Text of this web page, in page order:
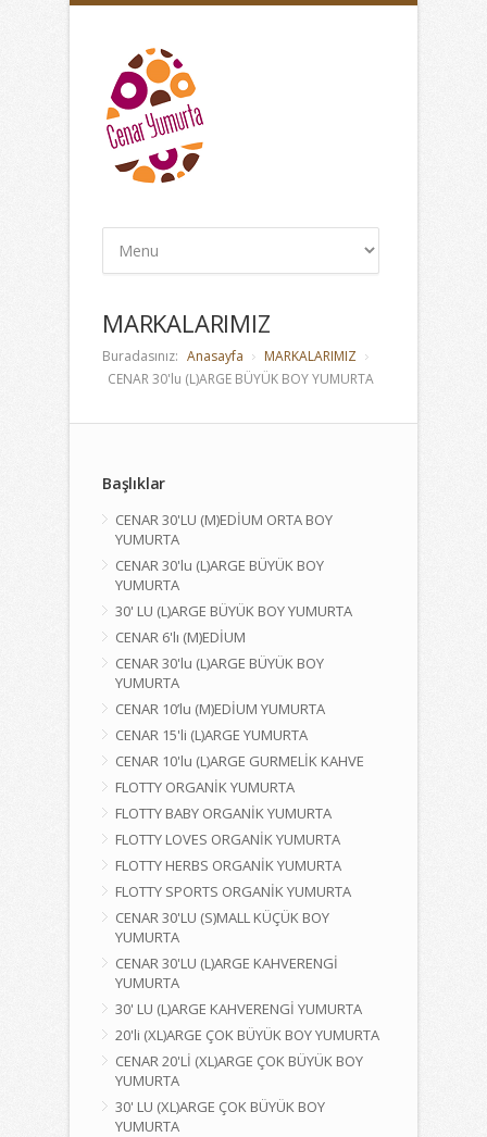
MARKALARIMIZ
Buradasınız: Anasayfa
MARKALARIMIZ
CENAR 30'lu (L)ARGE BÜYÜK BOY YUMURTA
Başlıklar
CENAR 30'LU (M)EDİUM ORTA BOY
YUMURTA
CENAR 30'lu (L)ARGE BÜYÜK BOY
YUMURTA
30' LU (L)ARGE BÜYÜK BOY YUMURTA
CENAR 6'lı (M)EDİUM
CENAR 30'lu (L)ARGE BÜYÜK BOY
YUMURTA
CENAR 10’lu (M)EDİUM YUMURTA
CENAR 15'li (L)ARGE YUMURTA
CENAR 10'lu (L)ARGE GURMELİK KAHVE
FLOTTY ORGANİK YUMURTA
FLOTTY BABY ORGANİK YUMURTA
FLOTTY LOVES ORGANİK YUMURTA
FLOTTY HERBS ORGANİK YUMURTA
FLOTTY SPORTS ORGANİK YUMURTA
CENAR 30'LU (S)MALL KÜÇÜK BOY
YUMURTA
CENAR 30'LU (L)ARGE KAHVERENGİ
YUMURTA
30' LU (L)ARGE KAHVERENGİ YUMURTA
20'li (XL)ARGE ÇOK BÜYÜK BOY YUMURTA
CENAR 20'Lİ (XL)ARGE ÇOK BÜYÜK BOY
YUMURTA
30' LU (XL)ARGE ÇOK BÜYÜK BOY
YUMURTA